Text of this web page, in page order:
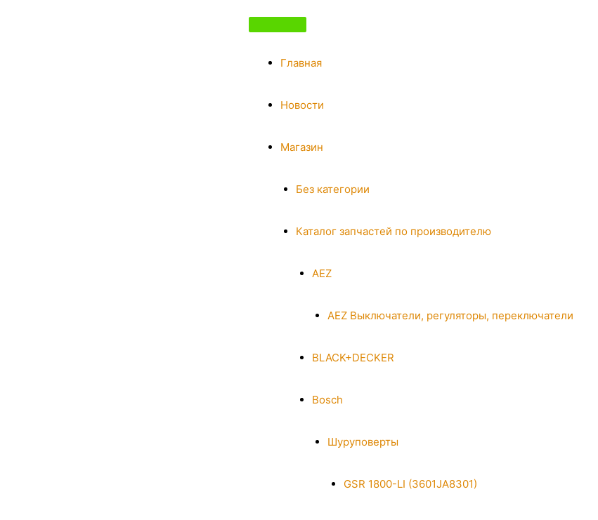
Главная
Новости
Магазин
Без категории
Каталог запчастей по производителю
AEZ
AEZ Выключатели, регуляторы, переключатели
BLACK+DECKER
Bosch
Шуруповерты
GSR 1800-LI (3601JA8301)